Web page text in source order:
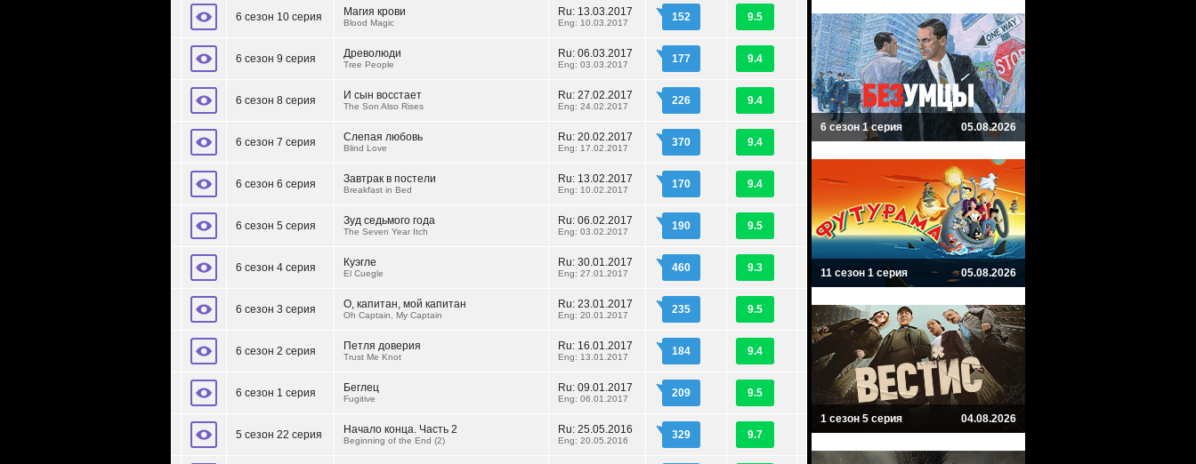
6 сезон 10 серия Магия крови
Blood Magic
Ru: 13.03.2017
Eng: 10.03.2017 152 9.5
6 сезон 9 серия Древолюди
Tree People
Ru: 06.03.2017
Eng: 03.03.2017 177 9.4
6 сезон 8 серия И сын восстает
The Son Also Rises
Ru: 27.02.2017
Eng: 24.02.2017 226 9.4
6 сезон 7 серия Слепая любовь
Blind Love
Ru: 20.02.2017
Eng: 17.02.2017 370 9.4
6 сезон 6 серия Завтрак в постели
Breakfast in Bed
Ru: 13.02.2017
Eng: 10.02.2017 170 9.4
6 сезон 5 серия Зуд седьмого года
The Seven Year Itch
Ru: 06.02.2017
Eng: 03.02.2017 190 9.5
6 сезон 4 серия Куэгле
El Cuegle
Ru: 30.01.2017
Eng: 27.01.2017 460 9.3
6 сезон 3 серия О, капитан, мой капитан
Oh Captain, My Captain
Ru: 23.01.2017
Eng: 20.01.2017 235 9.5
6 сезон 2 серия Петля доверия
Trust Me Knot
Ru: 16.01.2017
Eng: 13.01.2017 184 9.4
6 сезон 1 серия Беглец
Fugitive
Ru: 09.01.2017
Eng: 06.01.2017 209 9.5
5 сезон 22 серия Начало конца. Часть 2
Beginning of the End (2)
Ru: 25.05.2016
Eng: 20.05.2016 329 9.7
6 сезон 1 серия 05.08.2026
11 сезон 1 серия 05.08.2026
1 сезон 5 серия 04.08.2026